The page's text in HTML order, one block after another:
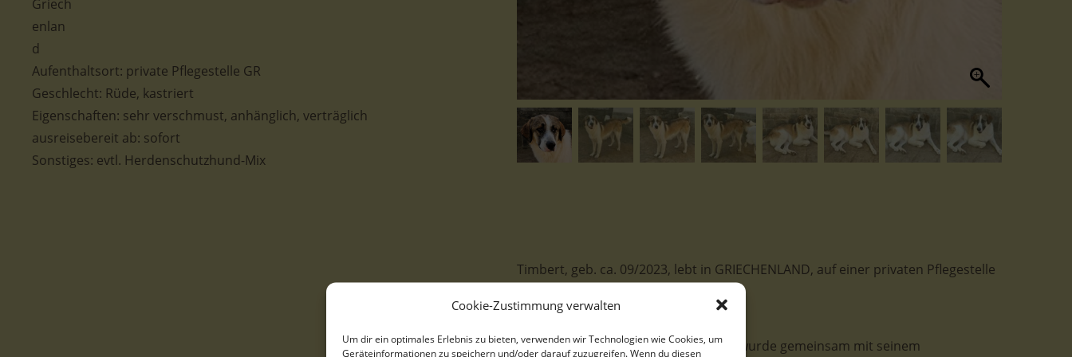
Cookie-Zustimmung verwalten
Um dir ein optimales Erlebnis zu bieten, verwenden wir Technologien wie Cookies, um
Geräteinformationen zu speichern und/oder darauf zuzugreifen. Wenn du diesen
Aufenthaltsort: private Pflegestelle GR
Geschlecht: Rüde, kastriert
Eigenschaften: sehr verschmust, anhänglich, verträglich
ausreisebereit ab: sofort
Sonstiges: evtl. Herdenschutzhund-Mix
Timbert, geb. ca. 09/2023, lebt in GRIECHENLAND, auf einer privaten Pflegestelle
Das ist unser Glückskeks Timbert. Er wurde gemeinsam mit seinem